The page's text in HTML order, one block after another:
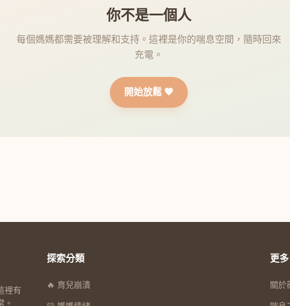
你不是一個人
每個媽媽都需要被理解和支持。這裡是你的喘息空間，隨時回來
充電。
開始放鬆 🧡
裡有
。
探索分類
🔥 育兒崩潰
更多
關於